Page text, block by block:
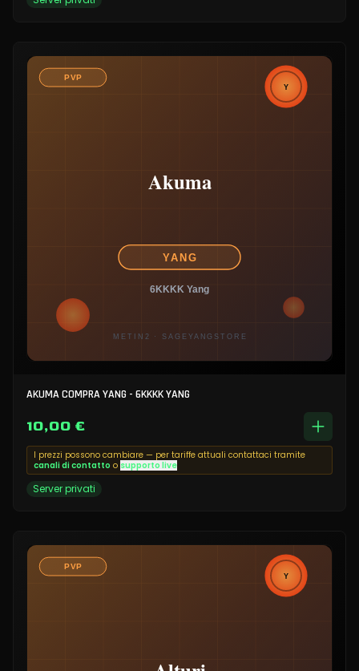
AKUMA COMPRA YANG - 6KKKK YANG
10,00 €
I prezzi possono cambiare — per tariffe attuali contattaci tramite
canali di contatto o supporto live
Server privati